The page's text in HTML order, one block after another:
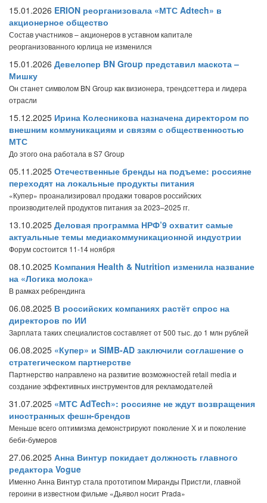
15.01.2026 ERION реорганизовала «МТС Adtech» в
акционерное общество
Состав участников – акционеров в уставном капитале
реорганизованного юрлица не изменился
15.01.2026 Девелопер BN Group представил маскота –
Мишку
Он станет символом BN Group как визионера, трендсеттера и лидера
отрасли
15.12.2025 Ирина Колесникова назначена директором по
внешним коммуникациям и связям с общественностью
МТС
До этого она работала в S7 Group
05.11.2025 Отечественные бренды на подъеме: россияне
переходят на локальные продукты питания
«Купер» проанализировал продажи товаров российских
производителей продуктов питания за 2023–2025 гг.
13.10.2025 Деловая программа НРФ’9 охватит самые
актуальные темы медиакоммуникационной индустрии
Форум состоится 11-14 ноября
08.10.2025 Компания Health & Nutrition изменила название
на «Логика молока»
В рамках ребрендинга
06.08.2025 В российских компаниях растёт спрос на
директоров по ИИ
Зарплата таких специалистов составляет от 500 тыс. до 1 млн рублей
06.08.2025 «Купер» и SIMB-AD заключили соглашение о
стратегическом партнерстве
Партнерство направлено на развитие возможностей retail media и
создание эффективных инструментов для рекламодателей
31.07.2025 «МТС AdTech»: россияне не ждут возвращения
иностранных фешн-брендов
Меньше всего оптимизма демонстрируют поколение Х и и поколение
беби-бумеров
27.06.2025 Анна Винтур покидает должность главного
редактора Vogue
Именно Анна Винтур стала прототипом Миранды Пристли, главной
героини в известном фильме «Дьявол носит Prada»